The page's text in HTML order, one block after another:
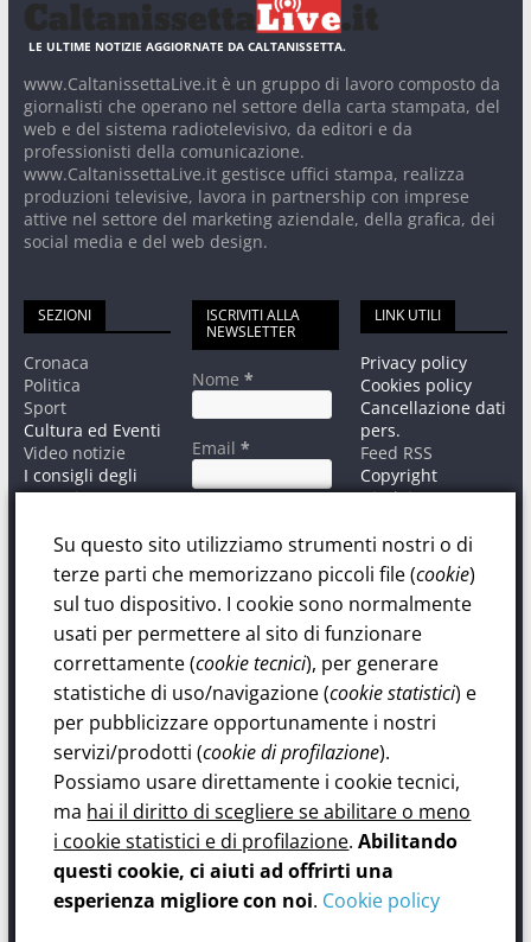
LE ULTIME NOTIZIE AGGIORNATE DA CALTANISSETTA.
www.CaltanissettaLive.it è un gruppo di lavoro composto da
giornalisti che operano nel settore della carta stampata, del
web e del sistema radiotelevisivo, da editori e da
professionisti della comunicazione.
www.CaltanissettaLive.it gestisce uffici stampa, realizza
produzioni televisive, lavora in partnership con imprese
attive nel settore del marketing aziendale, della grafica, dei
social media e del web design.
SEZIONI
Cronaca
Politica
Sport
Cultura ed Eventi
Video notizie
I consigli degli
esperti
ISCRIVITI ALLA
NEWSLETTER
Nome*
Email*
trattamento dati
personali.
Privacy Policy
Dichiaro di
aver letto ed
accettato la Policy
sul trattamento
dati personali.
LINK UTILI
Privacy policy
Cookies policy
Cancellazione dati
pers.
Feed RSS
Copyright
Disclaimer
Editore: Associazione "Fenice", Viale Amedeo, 166 - 93100 Caltanissetta.
Su questo sito utilizziamo strumenti nostri o di
terze parti che memorizzano piccoli file (cookie)
sul tuo dispositivo. I cookie sono normalmente
usati per permettere al sito di funzionare
correttamente (cookie tecnici), per generare
statistiche di uso/navigazione (cookie statistici) e
per pubblicizzare opportunamente i nostri
servizi/prodotti (cookie di profilazione).
Possiamo usare direttamente i cookie tecnici,
ma hai il diritto di scegliere se abilitare o meno
i cookie statistici e di profilazione.Abilitando
questi cookie, ci aiuti ad offrirti una
esperienza migliore con noi. Cookie policy